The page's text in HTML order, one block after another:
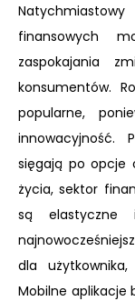
finansowych
zaspokajania
konsumentów.
popularne,
innowacyjność.
sięgają po opcje
życia, sektor
są elastyczne
dla
Mobilne aplikacje